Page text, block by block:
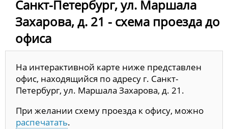
Санкт-Петербург, ул. Маршала
Захарова, д. 21 - схема проезда до
офиса
На интерактивной карте ниже представлен
офис, находящийся по адресу г. Санкт-
Петербург, ул. Маршала Захарова, д. 21.
При желании схему проезда к офису, можно
распечатать.